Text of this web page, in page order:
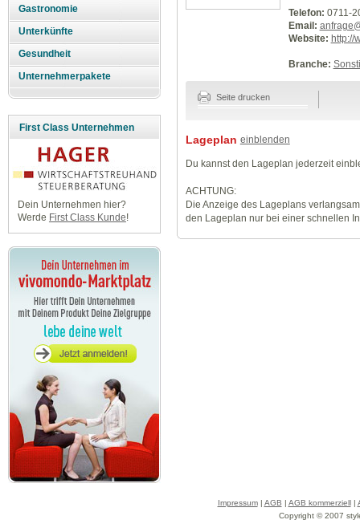
Gastronomie
Unterkünfte
Gesundheit
Unternehmerpakete
First Class Unternehmen
Dein Unternehmen hier?
Werde First Class Kunde!
Telefon: 0711-
Email:
Website: http://
Branche:
Seite drucken
Lageplan einblenden
Du kannst den Lageplan jederzeit
ACHTUNG:
Die Anzeige des Lageplans
den Lageplan nur bei einer schnellen
Impressum| AGB | AGB kommerziell|
Copyright © 2007